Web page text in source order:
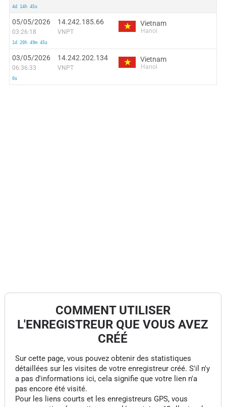
4d 14h 45s
05/05/2026
03:26:18
1d 20h 49m 45s
14.242.185.66
VNPT
Vietnam
Hanoi
03/05/2026
06:36:33
0s
14.242.202.134
VNPT
Vietnam
Hanoi
COMMENT UTILISER
L'ENREGISTREUR QUE VOUS AVEZ
CRÉÉ
Sur cette page, vous pouvez obtenir des statistiques
détaillées sur les visites de votre enregistreur créé. S'il n'y
a pas d'informations ici, cela signifie que votre lien n'a
pas encore été visité.
Pour les liens courts et les enregistreurs GPS, vous